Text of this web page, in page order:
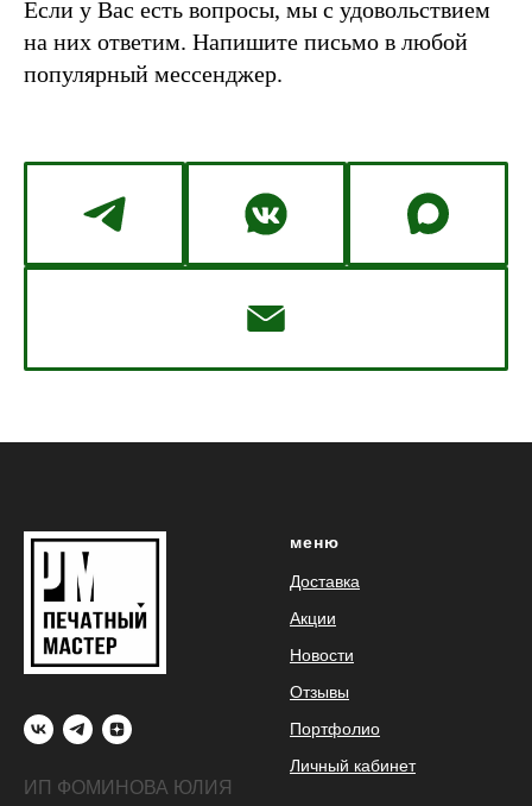
Если у Вас есть вопросы, мы с удовольствием
на них ответим. Напишите письмо в любой
популярный мессенджер.
ИП ФОМИНОВА ЮЛИЯ
меню
Доставка
Акции
Новости
Отзывы
Портфолио
Личный кабинет